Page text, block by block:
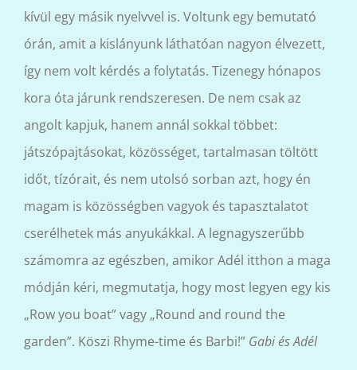
kívül egy másik nyelvvel is. Voltunk egy bemutató
órán, amit a kislányunk láthatóan nagyon élvezett,
így nem volt kérdés a folytatás. Tizenegy hónapos
kora óta járunk rendszeresen. De nem csak az
angolt kapjuk, hanem annál sokkal többet:
játszópajtásokat, közösséget, tartalmasan töltött
időt, tízórait, és nem utolsó sorban azt, hogy én
magam is közösségben vagyok és tapasztalatot
cserélhetek más anyukákkal. A legnagyszerűbb
számomra az egészben, amikor Adél itthon a maga
módján kéri, megmutatja, hogy most legyen egy kis
„Row you boat” vagy „Round and round the
garden”. Köszi Rhyme-time és Barbi!” Gabi és Adél